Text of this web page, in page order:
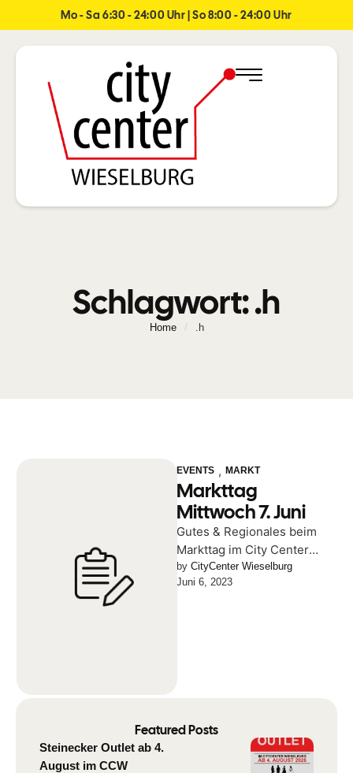
Mo - Sa 6:30 - 24:00 Uhr | So 8:00 - 24:00 Uhr
Schlagwort:.h
Home / .h
EVENTS , MARKT
Markttag
Mittwoch 7. Juni
Gutes & Regionales beim
Markttag im City Center
Wieselburg Jeden 1. & 3.
Mittwoch im Monat
by CityCenter Wieselburg
Juni 6, 2023
Featured Posts
Steinecker Outlet ab 4.
August im CCW